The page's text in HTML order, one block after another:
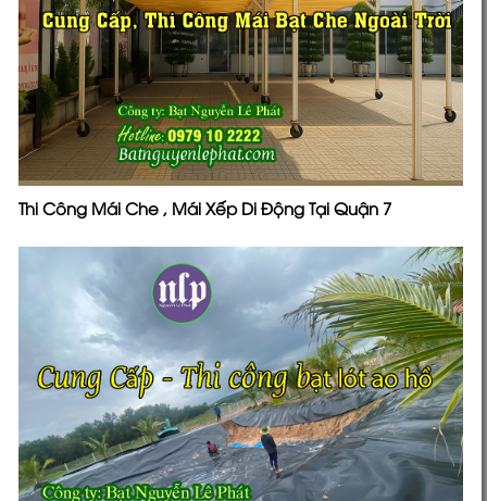
Thi Công Mái Che , Mái Xếp Di Động Tại Quận 7